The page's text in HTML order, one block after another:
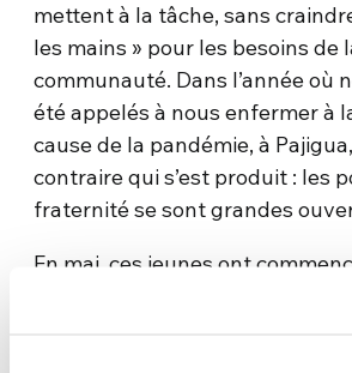
mettent à la tâche, sans
les mains » pour les besoins de
communauté. Dans l’année où
été appelés à nous enfermer à
cause de la pandémie, à
contraire qui s’est produit : les
fraternité se sont grandes
En mai, ces jeunes ont
de la nourriture et des produits